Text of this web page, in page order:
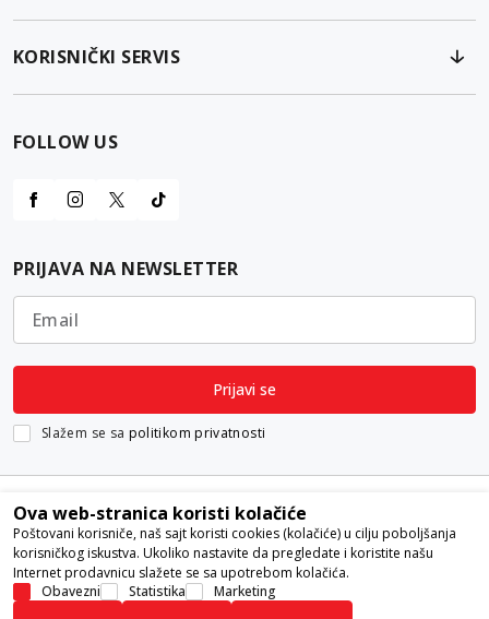
KORISNIČKI SERVIS
FOLLOW US
PRIJAVA NA NEWSLETTER
Email
Prijavi se
Slažem se sa politikom privatnosti
Nastojimo da budemo što precizniji u opisu proizvoda, prikazu slika i
samih cena, ali ne možemo garantovati da su sve informacije kompletne i
Ova web-stranica koristi kolačiće
Poštovani korisniče, naš sajt koristi cookies (kolačiće) u cilju poboljšanja
korisničkog iskustva. Ukoliko nastavite da pregledate i koristite našu
Internet prodavnicu slažete se sa upotrebom kolačića.
Obavezni
Statistika
Marketing